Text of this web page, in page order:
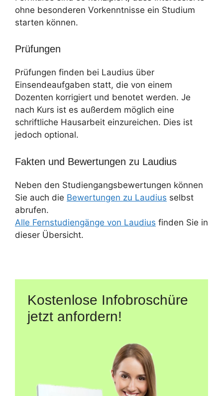
ohne besonderen Vorkenntnisse ein Studium
starten können.
Prüfungen
Prüfungen finden bei Laudius über
Einsendeaufgaben statt, die von einem
Dozenten korrigiert und benotet werden. Je
nach Kurs ist es außerdem möglich eine
schriftliche Hausarbeit einzureichen. Dies ist
jedoch optional.
Fakten und Bewertungen zu Laudius
Neben den Studiengangsbewertungen können
Sie auch die Bewertungen zu Laudius selbst
abrufen.
Alle Fernstudiengänge von Laudius finden Sie in
dieser Übersicht.
Kostenlose Infobroschüre
jetzt anfordern!